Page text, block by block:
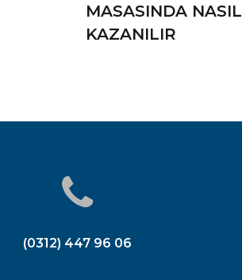
MASASINDA NASIL
KAZANILIR
(0312) 447 96 06